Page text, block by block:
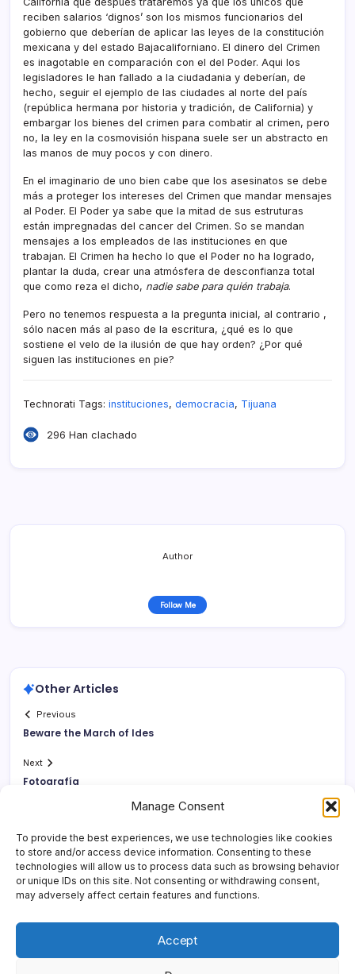
Manage Consent
To provide the best experiences, we use technologies like cookies
to store and/or access device information. Consenting to these
technologies will allow us to process data such as browsing behavior
or unique IDs on this site. Not consenting or withdrawing consent,
may adversely affect certain features and functions.
Accept
reciben salarios ‘dignos’ son los mismos funcionarios del
gobierno que deberí­an de aplicar las leyes de la constitución
mexicana y del estado Bajacaliforniano. El dinero del Crimen
es inagotable en comparación con el del Poder. Aqui los
legisladores le han fallado a la ciudadania y deberí­an, de
hecho, seguir el ejemplo de las ciudades al norte del paí­s
(república hermana por historia y tradición, de California) y
embargar los bienes del crimen para combatir al crimen, pero
no, la ley en la cosmovisión hispana suele ser un abstracto en
las manos de muy pocos y con dinero.
En el imaginario de uno bien cabe que los asesinatos se debe
más a proteger los intereses del Crimen que mandar mensajes
al Poder. El Poder ya sabe que la mitad de sus estruturas
están impregnadas del cancer del Crimen. So se mandan
mensajes a los empleados de las instituciones en que
trabajan. El Crimen ha hecho lo que el Poder no ha logrado,
plantar la duda, crear una atmósfera de desconfianza total
que como reza el dicho, nadie sabe para quién trabaja.
Pero no tenemos respuesta a la pregunta inicial, al contrario ,
sólo nacen más al paso de la escritura, ¿qué es lo que
sostiene el velo de la ilusión de que hay orden? ¿Por qué
siguen las instituciones en pie?
Technorati Tags: instituciones, democracia, Tijuana
296 Han clachado
Author
Follow Me
Other Articles
Previous
Beware the March of Ides
Next
Fotografí­a